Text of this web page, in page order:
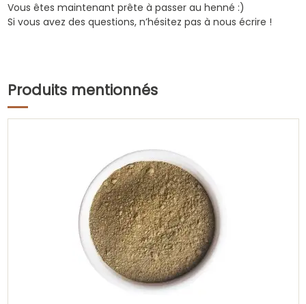
Vous êtes maintenant prête à passer au henné :)
Si vous avez des questions, n’hésitez pas à nous écrire !
Produits mentionnés